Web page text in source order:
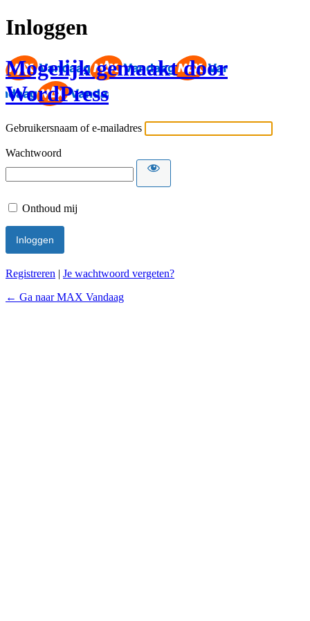
Inloggen
Mogelijk gemaakt door
WordPress
Gebruikersnaam of e-mailadres
Wachtwoord
Onthoud mij
Registreren | Je wachtwoord vergeten?
← Ga naar MAX Vandaag